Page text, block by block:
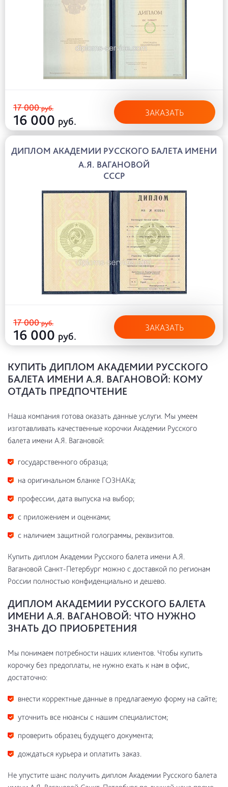
17 000руб.
16 000 руб.
ЗАКАЗАТЬ
ДИПЛОМ АКАДЕМИИ РУССКОГО БАЛЕТА ИМЕНИ
А.Я. ВАГАНОВОЙ
СССР
17 000руб.
16 000 руб.
ЗАКАЗАТЬ
КУПИТЬ ДИПЛОМ АКАДЕМИИ РУССКОГО
БАЛЕТА ИМЕНИ А.Я. ВАГАНОВОЙ: КОМУ
ОТДАТЬ ПРЕДПОЧТЕНИЕ
Наша компания готова оказать данные услуги. Мы умеем
изготавливать качественные корочки Академии Русского
балета имени А.Я. Вагановой:
государственного образца;
на оригинальном бланке ГОЗНАКа;
профессии, дата выпуска на выбор;
с приложением и оценками;
с наличием защитной голограммы, реквизитов.
Купить диплом Академии Русского балета имени А.Я.
Вагановой Санкт-Петербург можно с доставкой по регионам
России полностью конфиденциально и дешево.
ДИПЛОМ АКАДЕМИИ РУССКОГО БАЛЕТА
ИМЕНИ А.Я. ВАГАНОВОЙ: ЧТО НУЖНО
ЗНАТЬ ДО ПРИОБРЕТЕНИЯ
Мы понимаем потребности наших клиентов. Чтобы купить
корочку без предоплаты, не нужно ехать к нам в офис,
достаточно:
внести корректные данные в предлагаемую форму на сайте;
уточнить все нюансы с нашим специалистом;
проверить образец будущего документа;
дождаться курьера и оплатить заказ.
Не упустите шанс получить диплом Академии Русского балета